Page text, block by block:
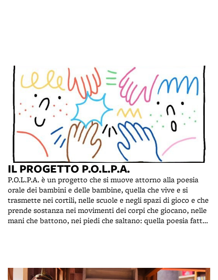
IL PROGETTO P.O.L.P.A.
P.O.L.P.A. è un progetto che si muove attorno alla poesia
orale dei bambini e delle bambine, quella che vive e si
trasmette nei cortili, nelle scuole e negli spazi di gioco e che
prende sostanza nei movimenti dei corpi che giocano, nelle
mani che battono, nei piedi che saltano: quella poesia fatta